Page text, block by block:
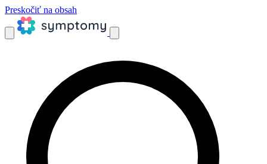
Preskočiť na obsah